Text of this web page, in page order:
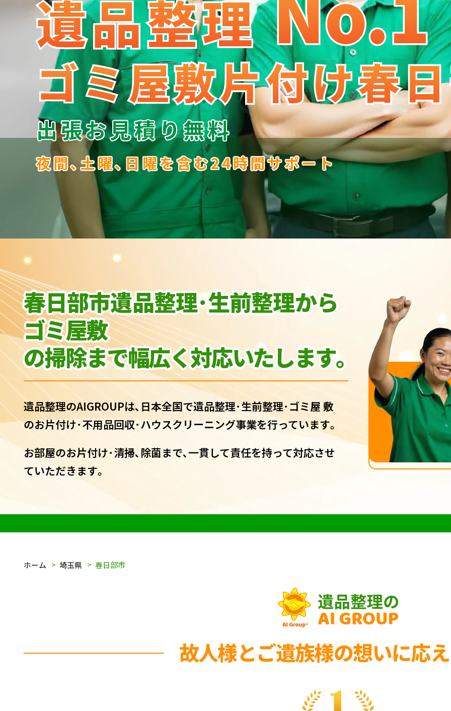
遺品整理
ゴミ屋敷片付け春
遺品整理
ゴミ屋敷片付け春
出張お見積り無料
夜間､土曜､日曜を含む24時間サポート
春日部市遺品整理･生前整理から
ゴミ屋敷
の掃除まで幅広く対応いたします｡
遺品整理のAIGROUPは､日本全国で遺品整理･生前整理･ゴミ屋 敷
のお片付け･不用品回収･ハウスクリーニング事業を行っています｡
お部屋のお片付け･清掃､除菌まで､一貫して責任を持って対応させ
ていただきます｡
ホーム 埼玉県 春日部市
故人様とご遺族様の想いに応